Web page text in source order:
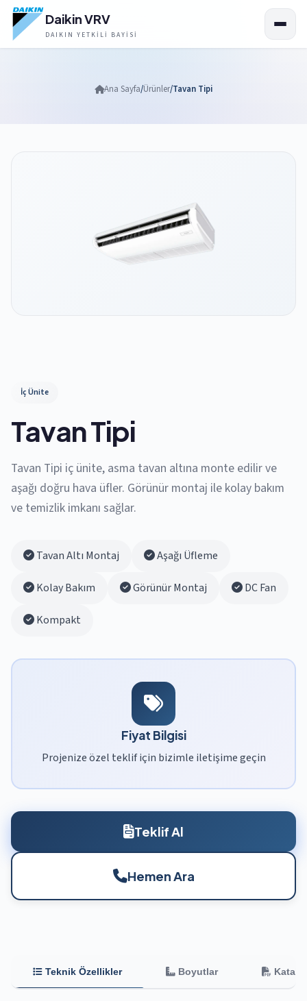
Daikin VRV
DAIKIN YETKILI BAYISI
Ana Sayfa/Ürünler/Tavan Tipi
İç Ünite
Tavan Tipi
Tavan Tipi iç ünite, asma tavan altına monte edilir ve
aşağı doğru hava üfler. Görünür montaj ile kolay bakım
ve temizlik imkanı sağlar.
Tavan Altı Montaj Aşağı Üfleme
Kolay Bakım Görünür Montaj DC Fan
Kompakt
Fiyat Bilgisi
Projenize özel teklif için bizimle iletişime geçin
Teklif Al
Hemen Ara
Teknik Özellikler Boyutlar